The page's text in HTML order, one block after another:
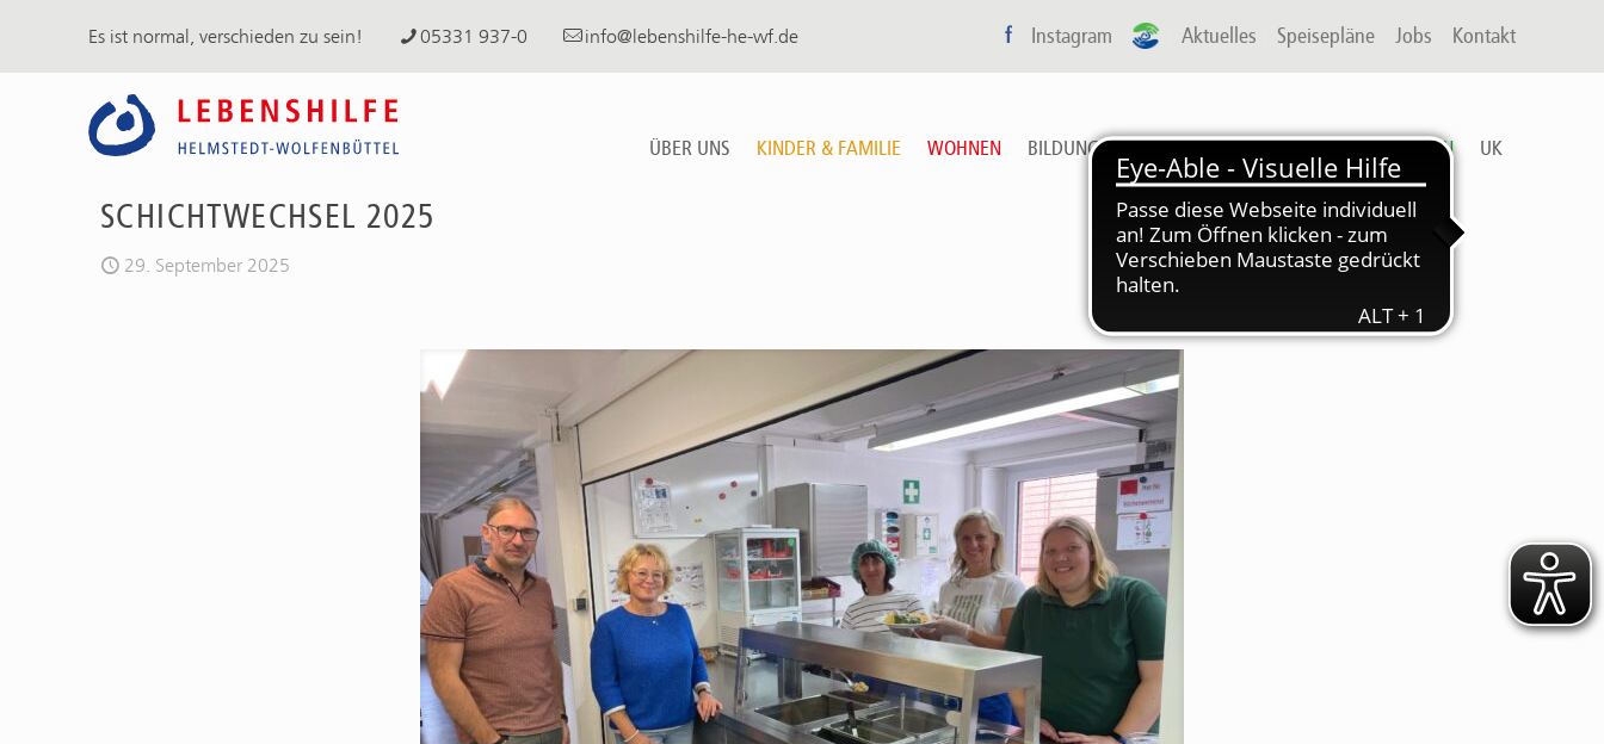
Es ist normal, verschieden zu sein! 05331 937-0 info@lebenshilfe-he-wf.de f Instagram A-P Aktuelles Speisepläne Jobs Kontakt
ÜBER UNS KINDER & FAMILIE WOHNEN BILDUNG & ARBEIT FREIZEIT DIENSTLEISTUNGEN UK
SCHICHTWECHSEL 2025
29. September 2025